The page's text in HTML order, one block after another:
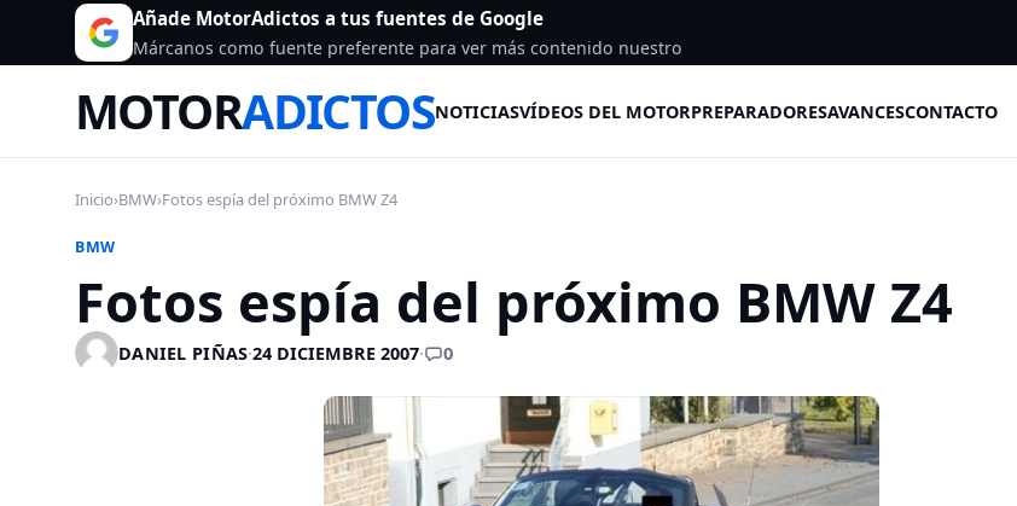
Añade MotorAdictos a tus fuentes de Google
Márcanos como fuente preferente para ver más contenido nuestro
MOTORADICTOSNOTICIASVÍDEOS DEL MOTORPREPARADORESAVANCESCONTACTO
Inicio›BMW›Fotos espía del próximo BMW Z4
BMW
Fotos espía del próximo BMW Z4
DANIEL PIÑAS·24 DICIEMBRE 2007· 0